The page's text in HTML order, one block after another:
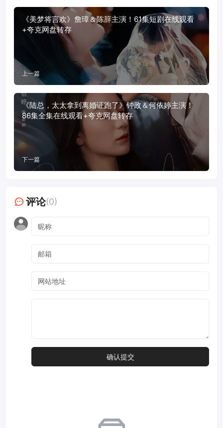
《美梦将言欢》詹璋＆陈辞主演！61集短剧在线观看
+夸克网盘转存
上一篇
《陆总，太太拿到离婚证跑了》钟政＆何依婷主演！
86集全集在线观看+夸克网盘转存
下一篇
评论(0)